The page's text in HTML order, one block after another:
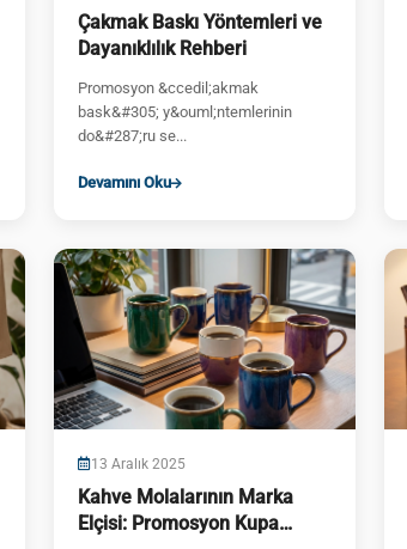
Çakmak Baskı Yöntemleri ve
Dayanıklılık Rehberi
Promosyon &ccedil;akmak
bask&#305; y&ouml;ntemlerinin
do&#287;ru se...
Devamını Oku
13 Aralık 2025
Kahve Molalarının Marka
Elçisi: Promosyon Kupa